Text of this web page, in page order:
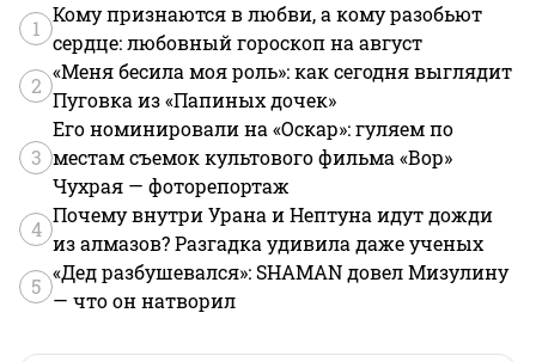
1
Кому признаются в любви, а кому разобьют
сердце: любовный гороскоп на август
2
«Меня бесила моя роль»: как сегодня выглядит
Пуговка из «Папиных дочек»
3
Его номинировали на «Оскар»: гуляем по
местам съемок культового фильма «Вор»
Чухрая — фоторепортаж
4
Почему внутри Урана и Нептуна идут дожди
из алмазов? Разгадка удивила даже ученых
5
«Дед разбушевался»: SHAMAN довел Мизулину
— что он натворил